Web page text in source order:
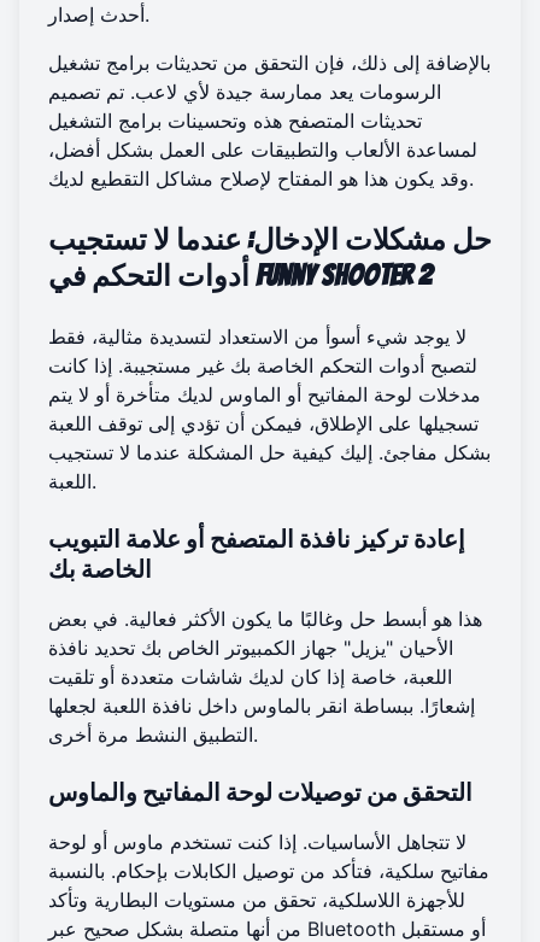
أحدث إصدار.
بالإضافة إلى ذلك، فإن التحقق من تحديثات برامج تشغيل
الرسومات يعد ممارسة جيدة لأي لاعب. تم تصميم
تحديثات المتصفح هذه وتحسينات برامج التشغيل
لمساعدة الألعاب والتطبيقات على العمل بشكل أفضل،
وقد يكون هذا هو المفتاح لإصلاح مشاكل التقطيع لديك.
حل مشكلات الإدخال: عندما لا تستجيب
أدوات التحكم في Funny Shooter 2
لا يوجد شيء أسوأ من الاستعداد لتسديدة مثالية، فقط
لتصبح أدوات التحكم الخاصة بك غير مستجيبة. إذا كانت
مدخلات لوحة المفاتيح أو الماوس لديك متأخرة أو لا يتم
تسجيلها على الإطلاق، فيمكن أن تؤدي إلى توقف اللعبة
بشكل مفاجئ. إليك كيفية حل المشكلة عندما لا تستجيب
اللعبة.
إعادة تركيز نافذة المتصفح أو علامة التبويب
الخاصة بك
هذا هو أبسط حل وغالبًا ما يكون الأكثر فعالية. في بعض
الأحيان "يزيل" جهاز الكمبيوتر الخاص بك تحديد نافذة
اللعبة، خاصة إذا كان لديك شاشات متعددة أو تلقيت
إشعارًا. ببساطة انقر بالماوس داخل نافذة اللعبة لجعلها
التطبيق النشط مرة أخرى.
التحقق من توصيلات لوحة المفاتيح والماوس
لا تتجاهل الأساسيات. إذا كنت تستخدم ماوس أو لوحة
مفاتيح سلكية، فتأكد من توصيل الكابلات بإحكام. بالنسبة
للأجهزة اللاسلكية، تحقق من مستويات البطارية وتأكد
من أنها متصلة بشكل صحيح عبر Bluetooth أو مستقبل